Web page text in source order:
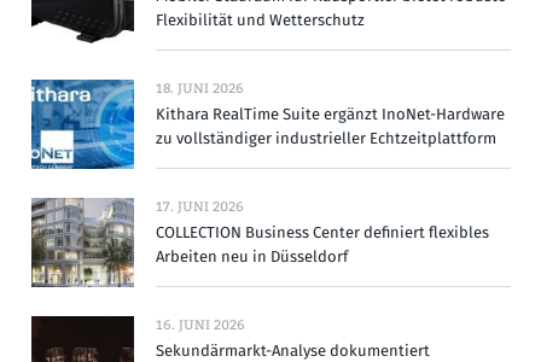
Flexibilität und Wetterschutz
18. JUNI 2026
Kithara RealTime Suite ergänzt InoNet-Hardware
zu vollständiger industrieller Echtzeitplattform
17. JUNI 2026
COLLECTION Business Center definiert flexibles
Arbeiten neu in Düsseldorf
16. JUNI 2026
Sekundärmarkt-Analyse dokumentiert